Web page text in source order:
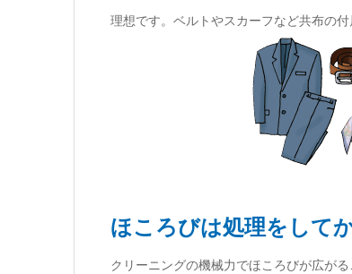
理想です。ベルトやスカーフなど共布の付
ほころびは処理をして
クリーニングの機械力でほころびが広が